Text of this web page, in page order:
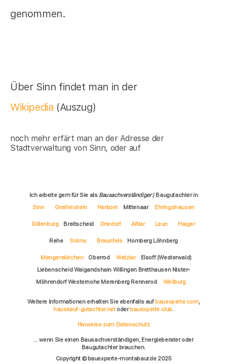
genommen.
Über Sinn findet man in der
Wikipedia (Auszug)
noch mehr erfärt man an der Adresse der
Stadtverwaltung von Sinn, oder auf
Ich arbeite gern für Sie als Bausachverständiger/ Baugutachter in
Sinn
Greifenstein Herborn Mittenaar Ehringshausen
Dillenburg Breitscheid Driedorf Aßlar Leun Haiger
Rehe Solms Braunfels Homberg Löhnberg
Mengerskirchen Oberrod Wetzlar
Elsoff (Westerwald)
Liebenscheid Waigandshain Willingen Bretthausen Nister-
Möhrendorf Westernohe Merenberg Rennerod
Weilburg
Weitere Informationen erhalten Sie ebenfalls auf bauexperte.com,
hauskauf-gutachter.netoderbauexperte.club.
Hinweise zum Datenschutz
... wenn Sie einen Bausachverständigen, Energieberater oder
Baugutachter brauchen.
Copyright © bauexperte-montabaur.de 2025